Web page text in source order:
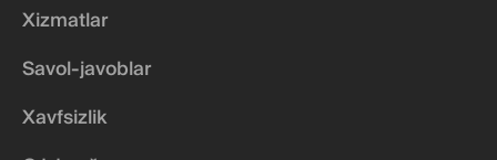
Xizmatlar
Savol-javoblar
Xavfsizlik